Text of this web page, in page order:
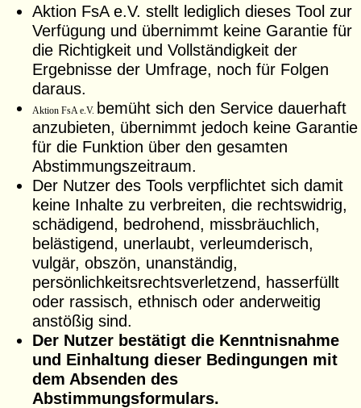
Aktion FsA e.V. stellt lediglich dieses Tool zur
Verfügung und übernimmt keine Garantie für
die Richtigkeit und Vollständigkeit der
Ergebnisse der Umfrage, noch für Folgen
daraus.
Aktion FsA e.V. bemüht sich den Service dauerhaft
anzubieten, übernimmt jedoch keine Garantie
für die Funktion über den gesamten
Abstimmungszeitraum.
Der Nutzer des Tools verpflichtet sich damit
keine Inhalte zu verbreiten, die rechtswidrig,
schädigend, bedrohend, missbräuchlich,
belästigend, unerlaubt, verleumderisch,
vulgär, obszön, unanständig,
persönlichkeitsrechtsverletzend, hasserfüllt
oder rassisch, ethnisch oder anderweitig
anstößig sind.
Der Nutzer bestätigt die Kenntnisnahme
und Einhaltung dieser Bedingungen mit
dem Absenden des
Abstimmungsformulars.